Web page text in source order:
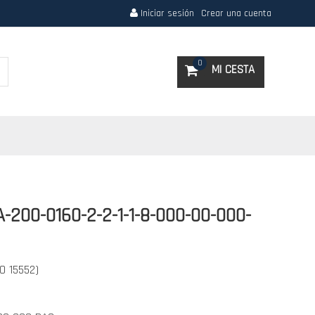
Iniciar sesión Crear una cuenta
MI CESTA
0
200-0160-2-2-1-1-8-000-00-000-
15552)